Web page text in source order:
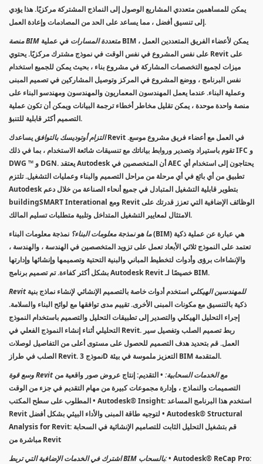
يمكن للمساهمين متعددي المشاريع الوصول إلى النماذج المشتركة مركزيًا. هذا يؤدي
إلى تنسيق أفضل ، مما يساعد على الحد من المصادمات وإعادة العمل.
منصة BIM متعددة المسارات في عملية BIM ، يمكن لأعضاء الفريق المتعددين العمل
على نفس المشروع في نفس الوقت في نموذج مشترك مركزيًا. يحتوي Revit على
ميزات لجميع التخصصات المشاركة في مشروع بناء ، بحيث يمكن للجميع استخدام
نفس البرنامج ، ووضع المشروع في المركز وتوصيل المشاركين في تصميم المبنى
وعملية البناء. عندما يعمل المهندسون المعماريون والمهندسون ومهندسو البناء على
منصة واحدة موحدة ، يمكن تقليل مخاطر أخطاء ترجمة البيانات ويمكن أن تكون عملية
التصميم أكثر قابلية للتنبؤ.
التزام أوتوديسك بالتوافقيساعدك Revit في العمل مع أعضاء فريق مشروع موسع.
تقوم باستيراد وتصدير وروابط بياناتك مع تنسيقات شائعة الاستخدام ، بما في ذلك IFC و
DWG ™ و DGN. يعتقد Autodesk أن المتخصصين في AEC يحتاجون إلى استخدام أي
تطبيق من أي بائع في أي مرحلة من مراحل التصميم والبناء وعمليات التشغيل. تلتزم
Autodesk بتطوير قابلية التشغيل المتبادل في جميع أنحاء الصناعة من خلال دعم
buildingSMART Interational ومع Revit الوظائف الإضافية التي تعزز قدرتك على
الامتثال لمعايير التشغيل المتداخل وتلبية متطلبات تسليم المالك.
ما هو نمذجة معلومات البناء؟ نمذجة معلومات البناء (BIM) هي عبارة عن عملية ذكية
تعتمد على النموذج ثلاثي الأبعاد تعمل على تزويد المتخصصين في الهندسة ، والهندسة ،
والإنشاءات برؤى وأدوات لتخطيط المباني والبنية التحتية وتصميمها وإنشائها وإدارتها
بشكل أكثر كفاءة. تم تصميم برنامج Autodesk Revit خصيصًا لـ BIM.
Revit للمهندسين الهيكلي استخدم أدوات خاصة بالتصميم الإنشائي لإنشاء نماذج بنية
ذكية بالتنسيق مع مكونات المبنى الأخرى. تقييم مدى توافقها مع لوائح البناء والسلامة.
إجراء التحليل الهيكلي والتصدير إلى تطبيقات التحليل والتصميم باستخدام النموذج
التحليلي أثناء إنشاء النموذج الفعلي في Revit. ربط تصميم الصلب وتفصيل سير
العمل. قم بتحديد هدف التصميم للحصول على مستوى أعلى من التفاصيل لوصلات
الصلب في طراز Revit. نموذج 3D التعزيز ملموسة في بيئة BIM المتقدمة.
وسع قوة Revit مع الخدمات السحابية: • التقديم: إنتاج عروض صور واقعية من
التصميمات والنماذج ، وإدارة مجموعات كبيرة من مهام التقديم في جزء من الوقت
المطلوب على سطح المكتب • Autodesk® Insight: استخدم هذا البرنامج المساعد
Revit لتوجيه طاقة المبنى والأداء البيئي بشكل أفضل • Autodesk® Structural
Analysis for Revit: قم بتشغيل التحليل الثابت للتصاميم الإنشائية في السحابة
مباشرة من Revit
اشترك في الخدمات الإضافية التي تربط BIM بالسحاب:• Autodesk® ReCap Pro: